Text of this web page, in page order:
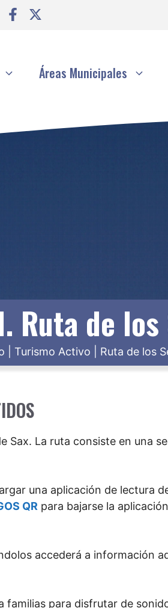
Áreas Municipales
Ruta de
Turismo Activo Ruta de los
Sax. La ruta consiste en una
una aplicación de lectura
QR para bajarse la
accederá a información
para disfrutar de